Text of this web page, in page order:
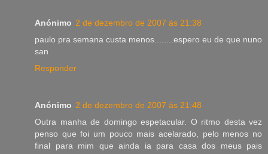
Anónimo 2 de dezembro de 2007 às 21:38
paulo pra semana custa menos........espero eu de que nuno
san
Responder
Anónimo 2 de dezembro de 2007 às 21:48
Outra manha de domingo espetacular. O ritmo desta vez
penso que foi um pouco mais acelarado, pelo menos no
final para mim que ainda ia para casa dos meus pais